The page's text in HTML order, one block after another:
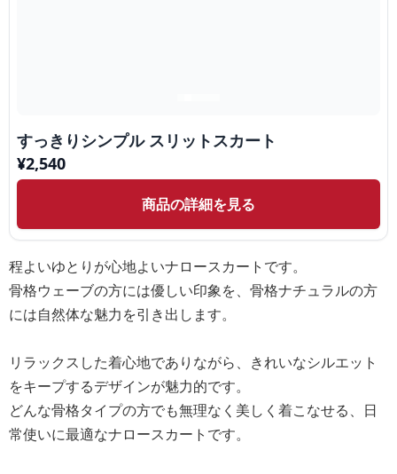
すっきりシンプル スリットスカート
¥2,540
商品の詳細を見る
程よいゆとりが心地よいナロースカートです。
骨格ウェーブの方には優しい印象を、骨格ナチュラルの方
には自然体な魅力を引き出します。
リラックスした着心地でありながら、きれいなシルエット
をキープするデザインが魅力的です。
どんな骨格タイプの方でも無理なく美しく着こなせる、日
常使いに最適なナロースカートです。